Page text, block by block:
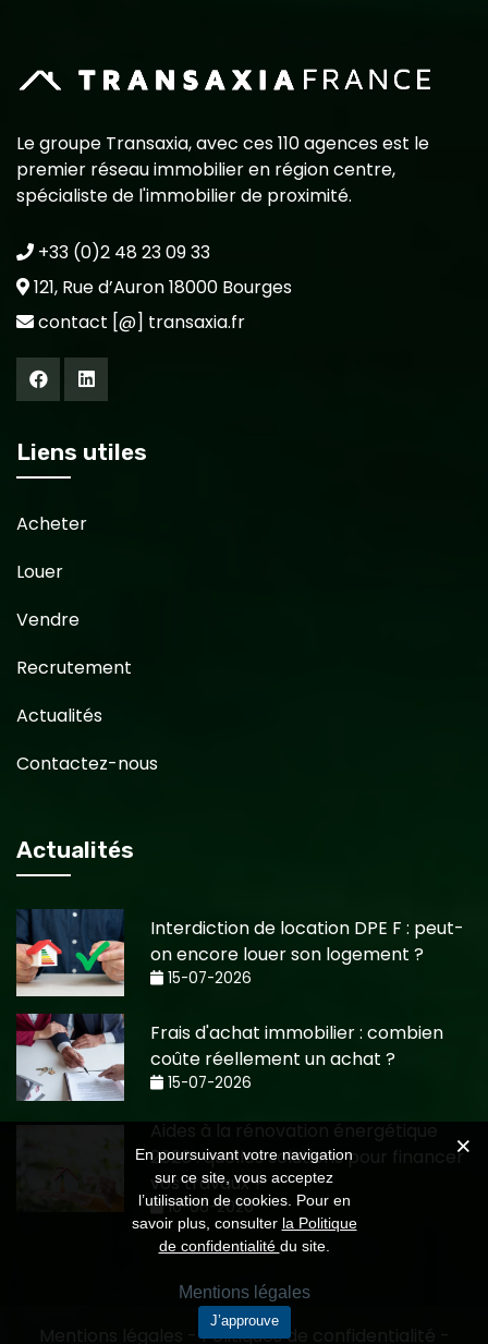
Le groupe Transaxia, avec ces 110 agences est le
premier réseau immobilier en région centre,
spécialiste de l'immobilier de proximité.
+33 (0)2 48 23 09 33
121, Rue d’Auron 18000 Bourges
contact [@] transaxia.fr
Liens utiles
Acheter
Louer
Vendre
Recrutement
Actualités
Contactez-nous
Actualités
Interdiction de location DPE F : peut-
on encore louer son logement ?
15-07-2026
Frais d'achat immobilier : combien
coûte réellement un achat ?
15-07-2026
Aides à la rénovation énergétique
2026 : quelles solutions pour financer
vos travaux ?
10-06-2026
Mentions légales -Politiques de confidentialité -
En poursuivant votre navigation
sur ce site, vous acceptez
l’utilisation de cookies. Pour en
savoir plus, consulter la Politique
de confidentialité du site.
Mentions légales
J’approuve